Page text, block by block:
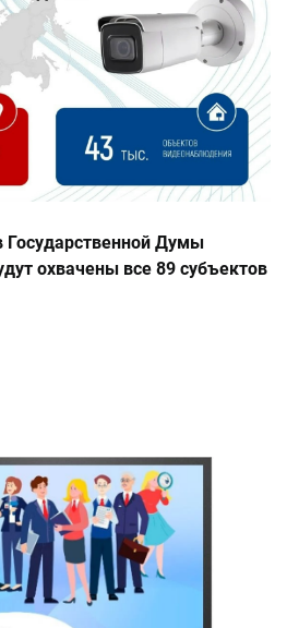
Государственной Думы
охвачены все 89 субъектов